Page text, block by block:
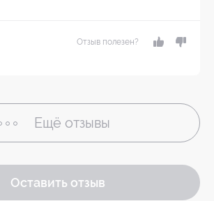
Отзыв полезен?
Ещё отзывы
Оставить отзыв